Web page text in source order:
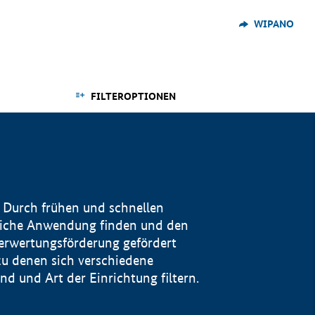
WIPANO
FILTEROPTIONEN
frühen und schnellen
Anwendung finden und den
gefördert
denen sich verschiedene
und Art der Einrichtung filtern.